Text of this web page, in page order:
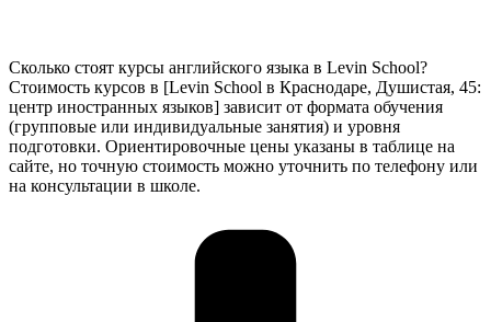
Сколько стоят курсы английского языка в Levin School?
Стоимость курсов в [Levin School в Краснодаре, Душистая, 45:
центр иностранных языков] зависит от формата обучения
(групповые или индивидуальные занятия) и уровня
подготовки. Ориентировочные цены указаны в таблице на
сайте, но точную стоимость можно уточнить по телефону или
на консультации в школе.